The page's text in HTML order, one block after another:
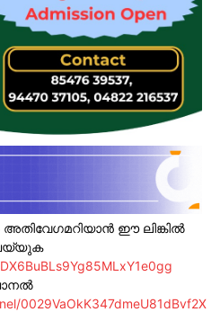
ഈ ലിങ്കിൽ
0029VaOkK347dmeU81dBvf2X